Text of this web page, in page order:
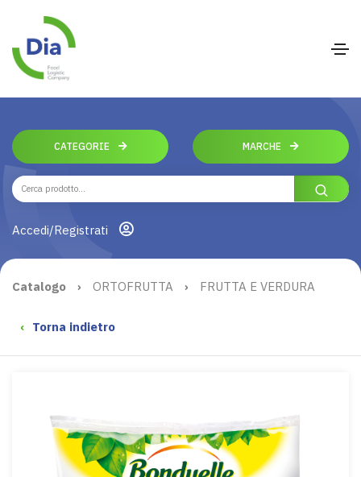
CATEGORIE MARCHE
Accedi/Registrati
Catalogo › ORTOFRUTTA › FRUTTA E VERDURA
‹ Torna indietro